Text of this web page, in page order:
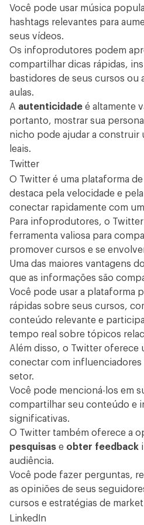
Você pode usar música
hashtags relevantes para
seus vídeos.
Os infoprodutores podem
compartilhar dicas rápidas,
bastidores de seus cursos ou
aulas.
A autenticidade é altamente
portanto, mostrar sua
nicho pode ajudar a construir
leais.
Twitter
O Twitter é uma plataforma de
destaca pela velocidade e
conectar rapidamente com
Para infoprodutores, o
ferramenta valiosa para
promover cursos e se
Uma das maiores vantagens
que as informações são
Você pode usar a plataforma
rápidas sobre seus cursos,
conteúdo relevante e
tempo real sobre tópicos
Além disso, o Twitter oferece
conectar com influenciadores
setor.
Você pode mencioná-los em
compartilhar seu conteúdo e
significativas.
O Twitter também oferece a
pesquisas e obter feedback
audiência.
Você pode fazer perguntas,
as opiniões de seus
cursos e estratégias de
LinkedIn